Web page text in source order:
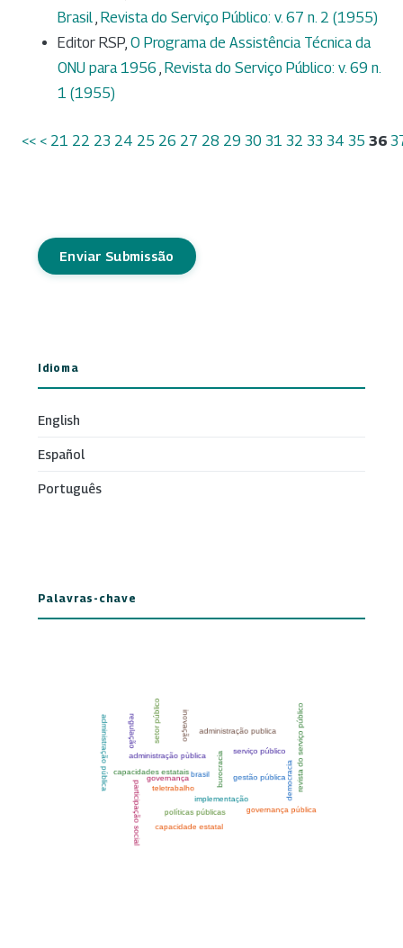
Brasil, Revista do Serviço Público: v. 67 n. 2 (1955)
Editor RSP, O Programa de Assistência Técnica da
ONU para 1956 , Revista do Serviço Público: v. 69 n.
1 (1955)
<< < 21 22 23 24 25 26 27 28 29 30 31 32 33 34 35 36
Enviar Submissão
Idioma
English
Español
Português
Palavras-chave